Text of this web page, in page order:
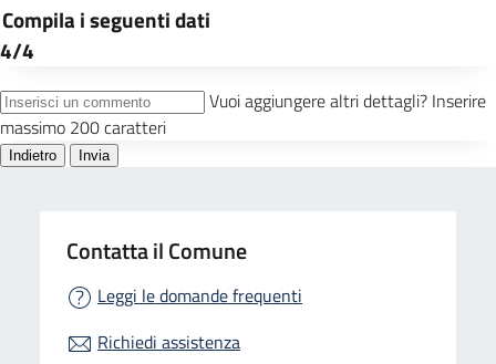
Contatta il Comune
Leggi le domande frequenti
Richiedi assistenza